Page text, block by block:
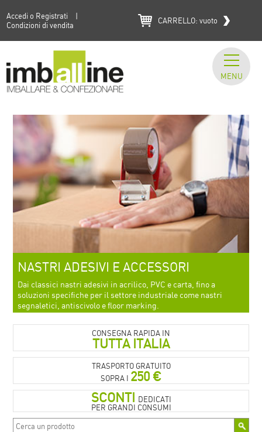
Accedi o Registrati
|
Condizioni di vendita
CARRELLO: vuoto
MENU
NASTRI ADESIVI E ACCESSORI
Dai classici nastri adesivi in acrilico, PVC e carta, fino a
soluzioni specifiche per il settore industriale come nastri
segnaletici, antiscivolo e floor marking.
CONSEGNA RAPIDA IN
TUTTA ITALIA
TRASPORTO GRATUITO
SOPRA I 250 €
SCONTI DEDICATI
PER GRANDI CONSUMI